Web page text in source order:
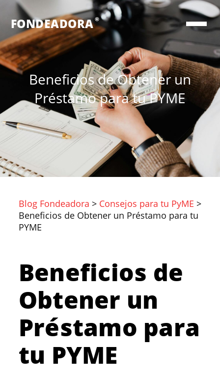
FONDEADORA®
Beneficios de Obtener un
Préstamo para tu PYME
Blog Fondeadora > Consejos para tu PyME >
Beneficios de Obtener un Préstamo para tu
PYME
Beneficios de
Obtener un
Préstamo para
tu PYME